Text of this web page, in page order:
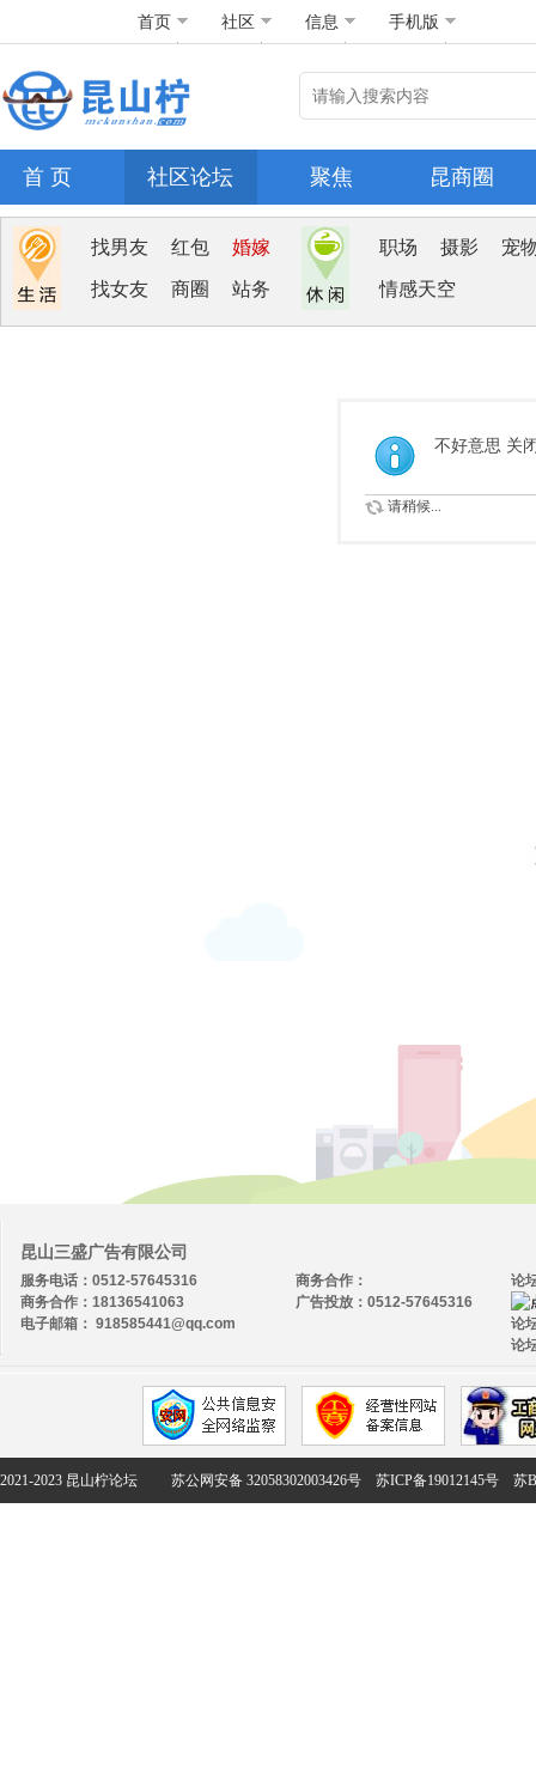
首页 社区 信息 手机版
首 页 社区论坛 聚焦 昆商圈
找男友 红包 婚嫁
找女友 商圈 站务
职场 摄影 宠
情感天空
不好意思 关
请稍候...
昆山三盛广告有限公司
服务电话：0512-57645316
商务合作：18136541063
电子邮箱： 918585441@qq.com
论
论
论
商务合作：
广告投放：0512-57645316
2021-2023 昆山柠论坛 苏公网安备 32058302003426号 苏ICP备19012145号 苏